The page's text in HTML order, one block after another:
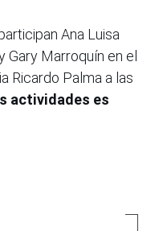
Ana Luisa
Gary Marroquín en el
Ricardo Palma a las
actividades es